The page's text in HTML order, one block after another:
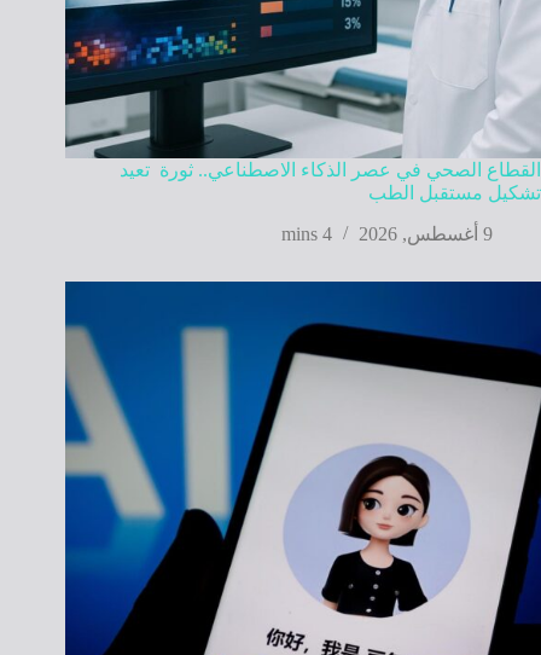
القطاع الصحي في عصر الذكاء الاصطناعي.. ثورة تعيد
تشكيل مستقبل الطب
9 أغسطس, 2026
4 mins